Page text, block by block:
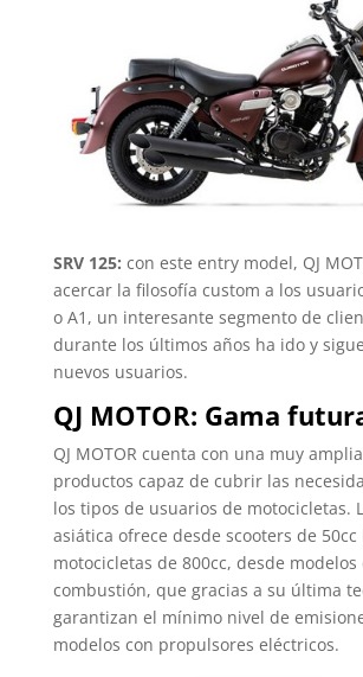
SRV 125: con este entry model, QJ
acercar la filosofía custom a los
o A1, un interesante segmento de
durante los últimos años ha ido y
nuevos usuarios.
QJ MOTOR: Gama
QJ MOTOR cuenta con una muy
productos capaz de cubrir las
los tipos de usuarios de motocicletas.
asiática ofrece desde scooters de 50cc
motocicletas de 800cc, desde modelos
combustión, que gracias a su última
garantizan el mínimo nivel de
modelos con propulsores eléctricos.